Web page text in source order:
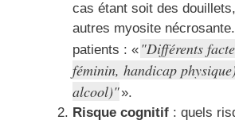
cas étant soit des
autres myosite
patients : « Différents
féminin, handicap
alcool) ».
Risque cognitif : quels